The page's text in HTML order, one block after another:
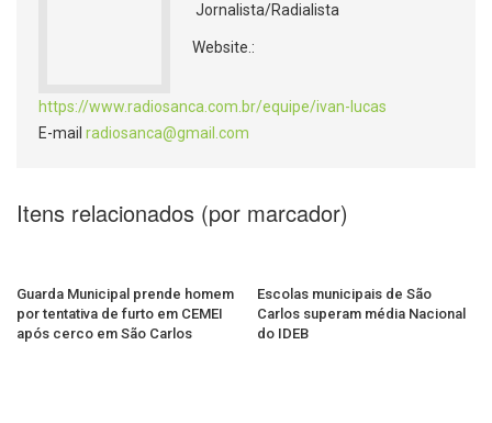
Jornalista/Radialista
Website.:
https://www.radiosanca.com.br/equipe/ivan-lucas
E-mail radiosanca@gmail.com
Itens relacionados (por marcador)
Guarda Municipal prende homem
por tentativa de furto em CEMEI
após cerco em São Carlos
Escolas municipais de São
Carlos superam média Nacional
do IDEB